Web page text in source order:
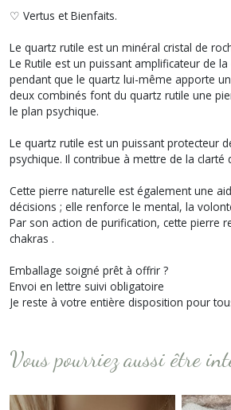
♡ Vertus et Bienfaits.
Le quartz rutile est un minéral cristal de
Le Rutile est un puissant amplificateur de la
pendant que le quartz lui-même apporte
deux combinés font du quartz rutile une
le plan psychique.
Le quartz rutile est un puissant protecteur
psychique. Il contribue à mettre de la clarté
Cette pierre naturelle est également une
décisions ; elle renforce le mental, la
Par son action de purification, cette pierre
chakras .
Emballage soigné prêt à offrir ?
Envoi en lettre suivi obligatoire
Je reste à votre entière disposition pour
Vous pourriez aussi être